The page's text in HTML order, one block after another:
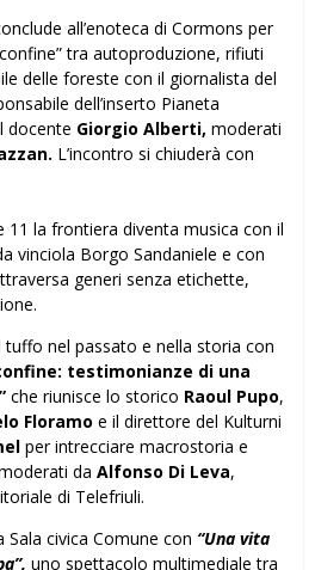
all’enoteca di Cormons per
tra autoproduzione, rifiuti
delle foreste con il giornalista del
dell’inserto Pianeta
docente Giorgio Alberti, moderati
L’incontro si chiuderà con
11 la frontiera diventa musica con il
vinciola Borgo Sandaniele e con
generi senza etichette,
tuffo nel passato e nella storia con
testimonianze di una
che riunisce lo storico Raoul Pupo,
Floramo e il direttore del Kulturni
per intrecciare macrostoria e
da Alfonso Di Leva,
di Telefriuli.
Sala civica Comune con “Una vita
uno spettacolo multimediale tra